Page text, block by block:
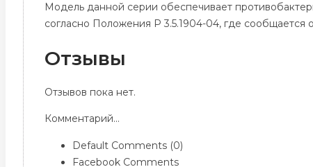
Модель данной серии обеспечивает
согласно Положения Р 3.5.1904-04, где
Отзывы
Отзывов пока нет.
Комментарий...
Default Comments (0)
Facebook Comments